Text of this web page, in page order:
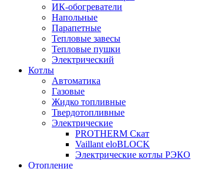
ИК-обогреватели
Напольные
Парапетные
Тепловые завесы
Тепловые пушки
Электрический
Котлы
Автоматика
Газовые
Жидко топливные
Твердотопливные
Электрические
PROTHERM Скат
Vaillant eloBLOCK
Электрические котлы РЭКО
Отопление